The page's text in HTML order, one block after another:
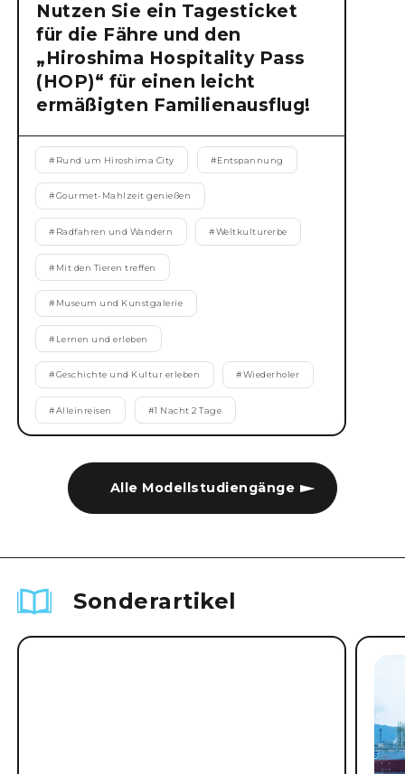
Alle Modellstudiengänge
Nutzen Sie ein Tagesticket
für die Fähre und den
„Hiroshima Hospitality Pass
(HOP)“ für einen leicht
ermäßigten Familienausflug!
# Rund um Hiroshima City #Entspannung
#Gourmet-Mahlzeit genießen
# Radfahren und Wandern #Weltkulturerbe
# Mit den Tieren treffen
# Museum und Kunstgalerie
# Lernen und erleben
#Geschichte und Kultur erleben #Wiederholer
#Alleinreisen #1 Nacht 2 Tage
Sonderartikel